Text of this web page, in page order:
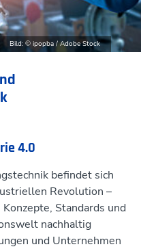
Bild: © ipopba / Adobe Stock
4.0
befindet sich
Revolution –
Standards und
nachhaltig
und Unternehmen